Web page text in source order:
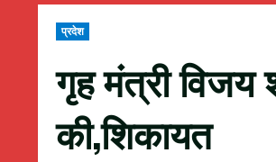
प्रदेश
गृह मंत्री
की,शिकायत